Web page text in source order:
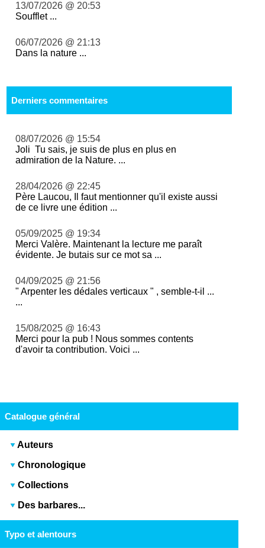
13/07/2026 @ 20:53
Soufflet ...
06/07/2026 @ 21:13
Dans la nature ...
Derniers commentaires
08/07/2026 @ 15:54
Joli Tu sais, je suis de plus en plus en
admiration de la Nature. ...
28/04/2026 @ 22:45
Père Laucou, Il faut mentionner qu'il existe aussi
de ce livre une édition ...
05/09/2025 @ 19:34
Merci Valère. Maintenant la lecture me paraît
évidente. Je butais sur ce mot sa ...
04/09/2025 @ 21:56
" Arpenter les dédales verticaux " , semble-t-il ...
...
15/08/2025 @ 16:43
Merci pour la pub ! Nous sommes contents
d'avoir ta contribution. Voici ...
Catalogue général
Auteurs
Chronologique
Collections
Des barbares...
Typo et alentours